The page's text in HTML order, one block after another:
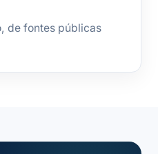
de fontes públicas